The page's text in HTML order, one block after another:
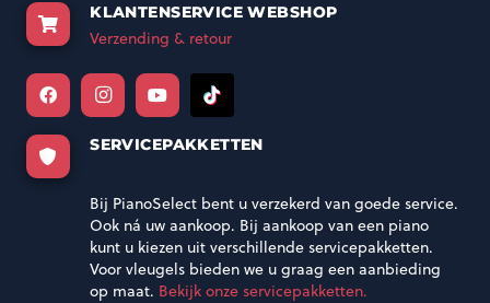
KLANTENSERVICE WEBSHOP
Verzending & retour
SERVICEPAKKETTEN
Bij PianoSelect bent u verzekerd van goede service.
Ook ná uw aankoop. Bij aankoop van een piano
kunt u kiezen uit verschillende servicepakketten.
Voor vleugels bieden we u graag een aanbieding
op maat. Bekijk onze servicepakketten.